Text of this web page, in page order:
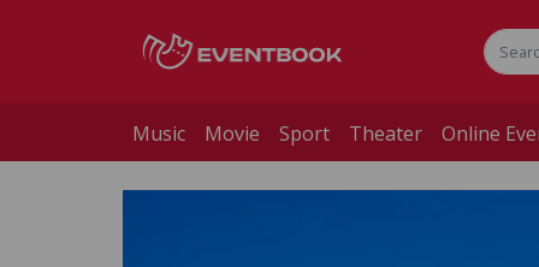
Music Movie Sport Theater Online